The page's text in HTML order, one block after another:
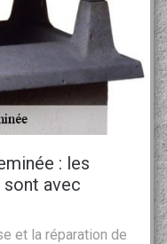
: les
avec
et la réparation de